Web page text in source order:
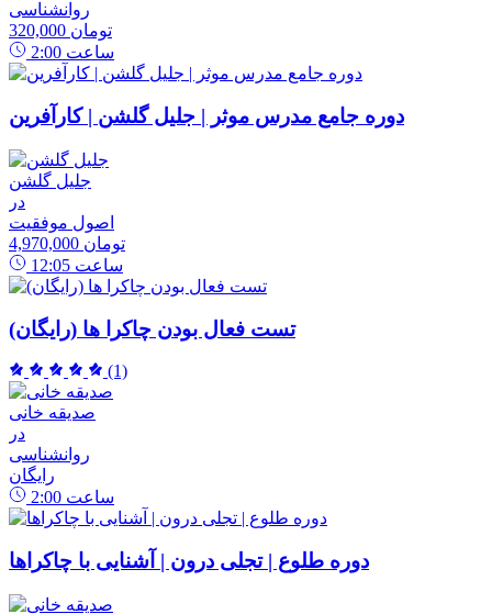
روانشناسی
320,000 تومان
2:00 ساعت
دوره جامع مدرس موثر | جلیل گلشن | کارآفرین
جلیل گلشن
در
اصول موفقیت
4,970,000 تومان
12:05 ساعت
تست فعال بودن چاکرا ها (رایگان)
(1)
صدیقه خانی
در
روانشناسی
رایگان
2:00 ساعت
دوره طلوع | تجلی درون | آشنایی با چاکراها